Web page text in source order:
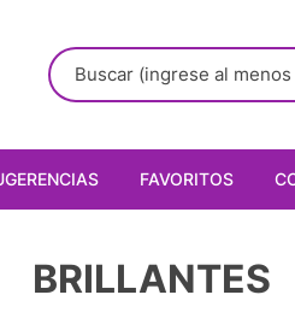
FAVORITOS
BRILLANTES